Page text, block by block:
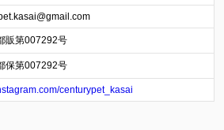
販第007292号
保第007292号
centurypet_kasai